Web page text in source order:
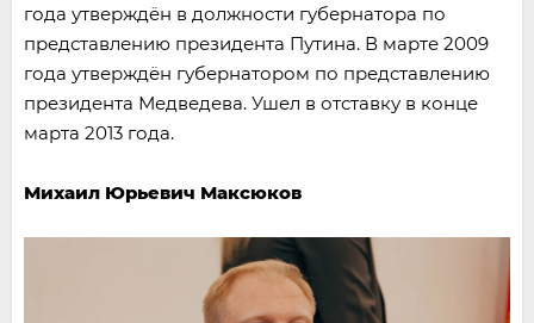
года утверждён в должности губернатора по
представлению президента Путина. В марте 2009
года утверждён губернатором по представлению
президента Медведева. Ушел в отставку в конце
марта 2013 года.
Михаил Юрьевич Максюков